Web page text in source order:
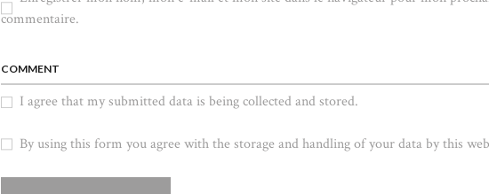
commentaire.
COMMENT
I agree that my submitted data is being collected and stored.
By using this form you agree with the storage and handling of your data by this